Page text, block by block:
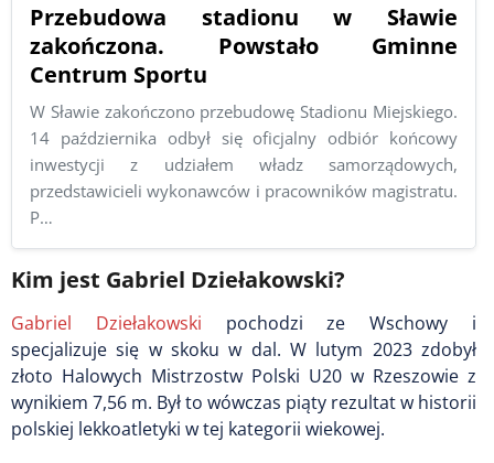
Przebudowa stadionu w Sławie
zakończona. Powstało Gminne
Centrum Sportu
W Sławie zakończono przebudowę Stadionu Miejskiego.
14 października odbył się oficjalny odbiór końcowy
inwestycji z udziałem władz samorządowych,
przedstawicieli wykonawców i pracowników magistratu.
P…
Kim jest Gabriel Dziełakowski?
Gabriel Dziełakowski pochodzi ze Wschowy i
specjalizuje się w skoku w dal. W lutym 2023 zdobył
złoto Halowych Mistrzostw Polski U20 w Rzeszowie z
wynikiem 7,56 m. Był to wówczas piąty rezultat w historii
polskiej lekkoatletyki w tej kategorii wiekowej.